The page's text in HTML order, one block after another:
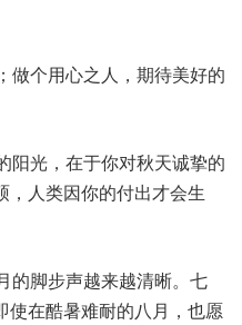
做个用心之人，期待美好的
阳光，在于你对秋天诚挚的
，人类因你的付出才会生
的脚步声越来越清晰。七
使在酷暑难耐的八月，也愿